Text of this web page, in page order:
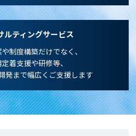
ルティングサービス
制度構築だけでなく、
着支援や研修等、
発まで幅広くご支援します